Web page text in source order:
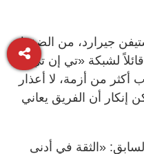
ستيفن جيرارد، من الضغط
لشبكة «تي إن تي
من أزمة، لا أعذار
إنكار أن الفريق يعاني
«الثقة في أدنى